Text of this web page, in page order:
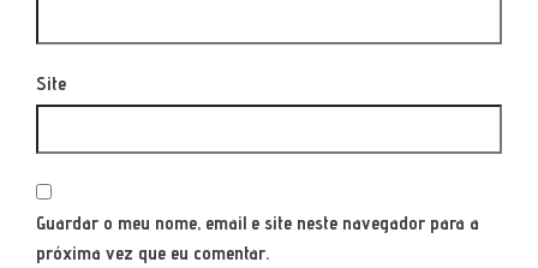
Site
Guardar o meu nome, email e site neste navegador para a
próxima vez que eu comentar.